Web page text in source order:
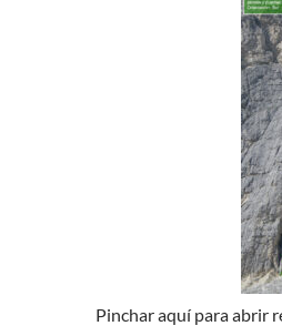
Pinchar aquí para abrir